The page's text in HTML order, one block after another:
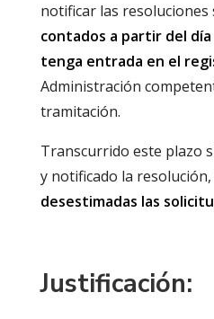
notificar las resoluciones
contados a partir del
tenga entrada en el
Administración
tramitación.
Transcurrido este plazo
y notificado la
desestimadas las
Justificación: